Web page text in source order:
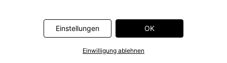
Einstellungen OK
Einwilligung ablehnen